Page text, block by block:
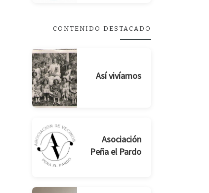
CONTENIDO DESTACADO
Así vivíamos
Asociación
Peña el Pardo